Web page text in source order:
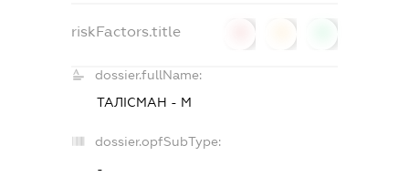
riskFactors.title
dossier.fullName:
ТАЛІСМАН - М
dossier.opfSubType:
-